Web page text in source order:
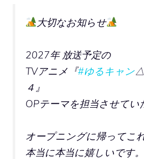
大切なお知らせ
2027年 放送予定の
TVアニメ『#ゆるキャン
４』
OPテーマを担当させてい
オープニングに帰ってこ
本当に本当に嬉しいです